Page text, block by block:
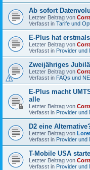
Ab sofort
Letzter Beitrag von
Verfasst in Tarife und
E-Plus hat
Letzter Beitrag von
Verfasst in Provider und
Zweijähriges
Letzter Beitrag von
Verfasst in FAQs und
E-Plus macht
alle
Letzter Beitrag von
Verfasst in Provider und
D2 eine
Letzter Beitrag von
Verfasst in Provider und
T-Mobile USA
Letzter Beitrag von
Verfasst in Provider und